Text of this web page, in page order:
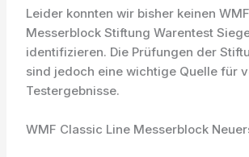
Leider konnten wir bisher keinen
Messerblock Stiftung Warentest
identifizieren. Die Prüfungen der
sind jedoch eine wichtige Quelle für
Testergebnisse.
WMF Classic Line Messerblock